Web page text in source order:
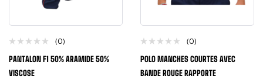
(0)
PANTALON F1 50% ARAMIDE 50%
VISCOSE
(0)
POLO MANCHES COURTES AVEC
BANDE ROUGE RAPPORTE